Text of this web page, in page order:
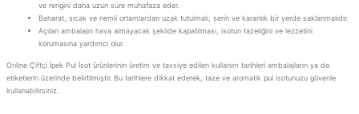
ve rengini daha uzun süre muhafaza eder.
Baharat, sıcak ve nemli ortamlardan uzak tutulmalı, serin ve karanlık bir yerde saklanmalıdır.
Açılan ambalajın hava almayacak şekilde kapatılması, isotun tazeliğini ve lezzetini
korumasına yardımcı olur.
Online Çiftçi İpek Pul İsot ürünlerinin üretim ve tavsiye edilen kullanım tarihleri ambalajların ya da
etiketlerin üzerinde belirtilmiştir. Bu tarihlere dikkat ederek, taze ve aromatik pul isotunuzu güvenle
kullanabilirsiniz.